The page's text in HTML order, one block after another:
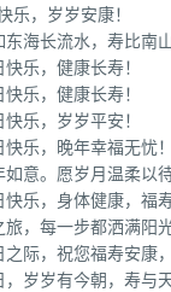
，岁岁安康！
海长流水，寿比南
乐，健康长寿！
乐，健康长寿！
乐，岁岁平安！
乐，晚年幸福无忧！
意。愿岁月温柔以
乐，身体健康，福
，每一步都洒满阳
际，祝您福寿安康
岁岁有今朝，寿与